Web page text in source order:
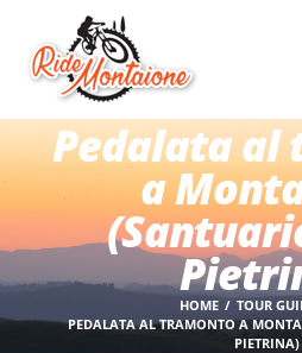
contenuto
Pedalata al
a
HOME
TOUR
PEDALATA AL TRAMONTO A
PIETRINA)